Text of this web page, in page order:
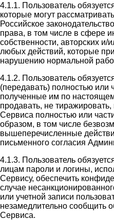
4.1.1. Пользователь
которые могут
Российское
права, в том числе в сфере
собственности, авторских
любых действий, которые
нарушению нормальной
4.1.2. Пользователь
(передавать) полностью или
полученные им по
продавать, не
Сервиса полностью или
образом, в том числе
вышеперечисленные
письменного согласия
4.1.3. Пользователь
лицам пароли и логины,
Сервису, обеспечить
случае
или учетной записи
незамедлительно сообщить
Сервиса.